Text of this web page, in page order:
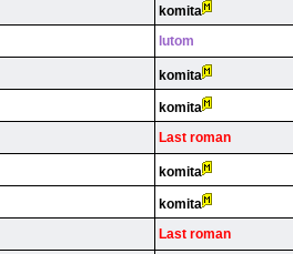
komita
lutom
komita
komita
Last roman
komita
komita
Last roman